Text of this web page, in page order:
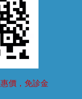
價，免診金